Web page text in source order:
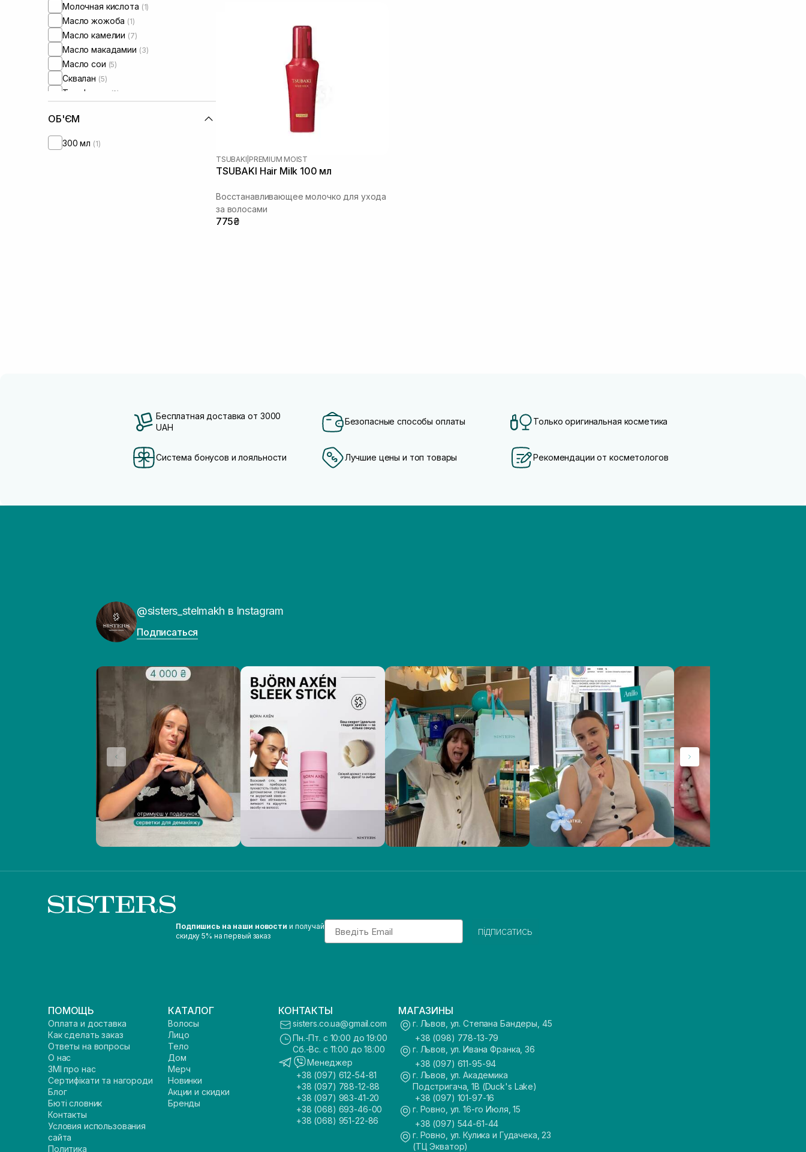
Молочная кислота (1)
Масло жожоба (1)
Масло камелии (7)
Масло макадамии (3)
Масло сои (5)
Сквалан (5)
Токоферол (2)
ОБ'ЄМ
300 мл (1)
TSUBAKI PREMIUM MOIST
TSUBAKI Hair Milk 100 мл
Восстанавливающее молочко для ухода
за волосами
775₴
Бесплатная доставка от 3000
UAH
Безопасные способы оплаты Только оригинальная косметика
Система бонусов и лояльности Лучшие цены и топ товары Рекомендации от косметологов
@sisters_stelmakh в Instagram
Подписаться
Подпишись на наши новости и получай
скидку 5% на первый заказ
Email
підписатись
ПОМОЩЬ
Оплата и доставка
Как сделать заказ
Ответы на вопросы
О нас
ЗМІ про нас
Сертифікати та нагороди
Блог
Бюті словник
Контакты
Условия использования
сайта
Политика
КАТАЛОГ
Волосы
Лицо
Тело
Дом
Мерч
Новинки
Акции и скидки
Бренды
КОНТАКТЫ
sisters.co.ua@gmail.com
Пн.-Пт. с 10:00 до 19:00
Сб.-Вс. с 11:00 до 18:00
Менеджер
+38 (097) 612-54-81
+38 (097) 788-12-88
+38 (097) 983-41-20
+38 (068) 693-46-00
+38 (068) 951-22-86
МАГАЗИНЫ
г. Львов, ул. Степана Бандеры, 45
+38 (098) 778-13-79
г. Львов, ул. Ивана Франка, 36
+38 (097) 611-95-94
г. Львов, ул. Академика
Подстригача, 1В (Duck's Lake)
+38 (097) 101-97-16
г. Ровно, ул. 16-го Июля, 15
+38 (097) 544-61-44
г. Ровно, ул. Кулика и Гудачека, 23
(ТЦ Экватор)